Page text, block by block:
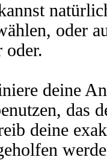
oder
oder.
deine
das
deine